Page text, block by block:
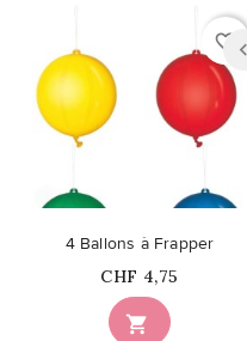
favorite_border

4 Ballons à Frapper
Prix
CHF 4,75